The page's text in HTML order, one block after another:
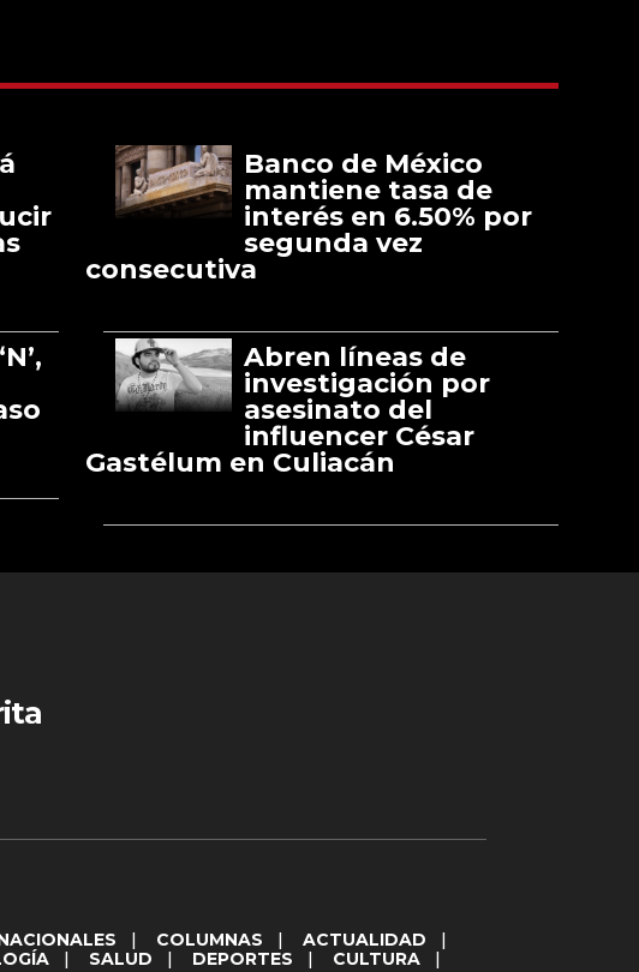
Banco de México
mantiene tasa de
interés en 6.50% por
segunda vez
consecutiva
Abren líneas de
investigación por
asesinato del
influencer César
Gastélum en Culiacán
| COLUMNAS | ACTUALIDAD |
| SALUD | DEPORTES | CULTURA|